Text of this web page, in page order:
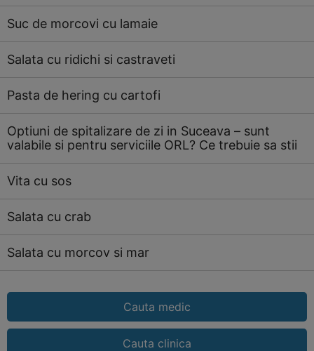
Suc de morcovi cu lamaie
Salata cu ridichi si castraveti
Pasta de hering cu cartofi
Optiuni de spitalizare de zi in Suceava – sunt
valabile si pentru serviciile ORL? Ce trebuie sa stii
Vita cu sos
Salata cu crab
Salata cu morcov si mar
Cauta medic
Cauta clinica